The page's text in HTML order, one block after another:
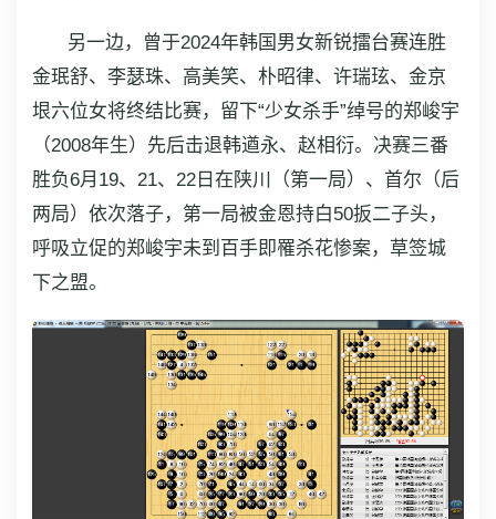
另一边，曾于2024年韩国男女新锐擂台赛连胜
金珉舒、李瑟珠、高美笑、朴昭律、许瑞玹、金京
垠六位女将终结比赛，留下“少女杀手”绰号的郑峻宇
（2008年生）先后击退韩遒永、赵相衍。决赛三番
胜负6月19、21、22日在陕川（第一局）、首尔（后
两局）依次落子，第一局被金恩持白50扳二子头，
呼吸立促的郑峻宇未到百手即罹杀花惨案，草签城
下之盟。